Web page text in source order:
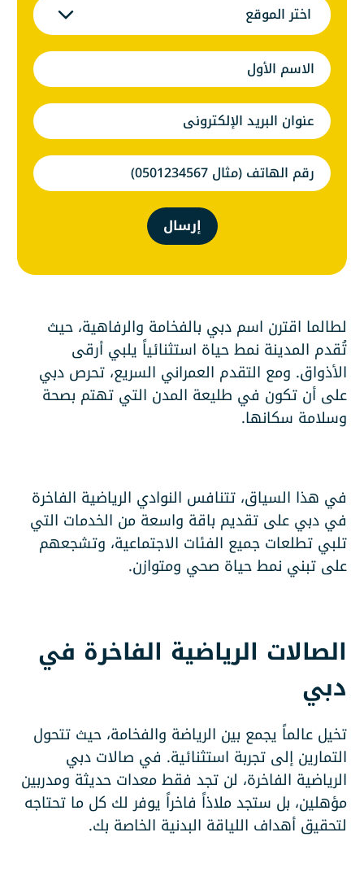
اختر الموقع
إرسال
لطالما اقترن اسم دبي بالفخامة والرفاهية، حيث
تُقدم المدينة نمط حياة استثنائياً يلبي أرقى
الأذواق. ومع التقدم العمراني السريع، تحرص دبي
على أن تكون في طليعة المدن التي تهتم بصحة
وسلامة سكانها.
في هذا السياق، تتنافس النوادي الرياضية الفاخرة
في دبي على تقديم باقة واسعة من الخدمات التي
تلبي تطلعات جميع الفئات الاجتماعية، وتشجعهم
على تبني نمط حياة صحي ومتوازن.
الصالات الرياضية الفاخرة في
دبي
تخيل عالماً يجمع بين الرياضة والفخامة، حيث تتحول
التمارين إلى تجربة استثنائية. في صالات دبي
الرياضية الفاخرة، لن تجد فقط معدات حديثة ومدربين
مؤهلين، بل ستجد ملاذاً فاخراً يوفر لك كل ما تحتاجه
لتحقيق أهداف اللياقة البدنية الخاصة بك.